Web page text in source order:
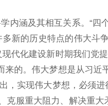
涵及其相互关系。“四
新的历史特点的伟大斗
代化建设新时期我们党
的。伟大梦想是从习近
实现伟大梦想，必须
服重大阻力、解决重